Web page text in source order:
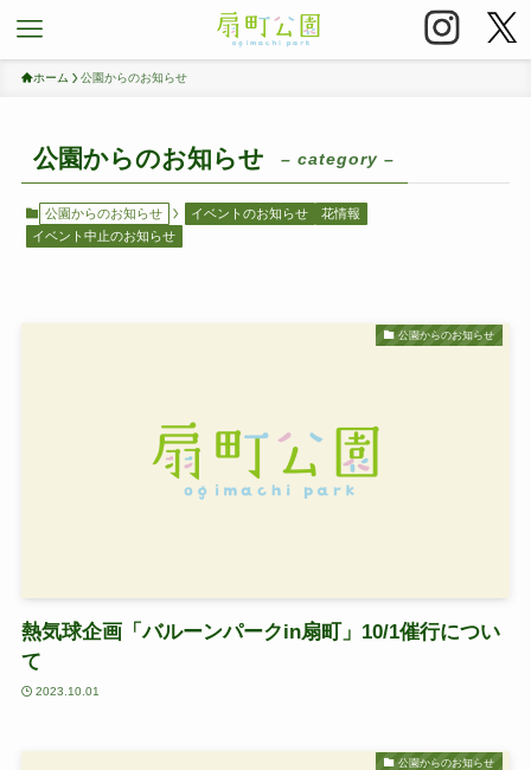
ホーム 公園からのお知らせ
公園からのお知らせ – category –
公園からのお知らせ イベントのお知らせ
花情報
イベント中止のお知らせ
公園からのお知らせ
熱気球企画「バルーンパークin扇町」10/1催行につい
て
2023.10.01
公園からのお知らせ